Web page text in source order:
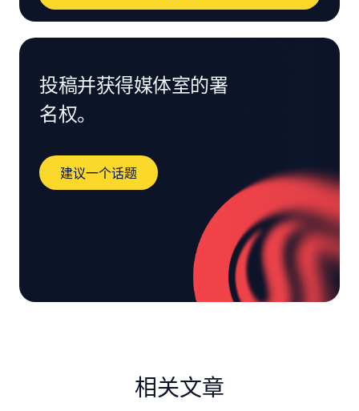
投稿并获得媒体室的署
名权。
建议一个话题
相关文章